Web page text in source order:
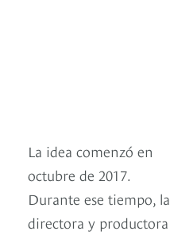
La idea comenzó en
octubre de 2017.
Durante ese tiempo, la
directora y productora